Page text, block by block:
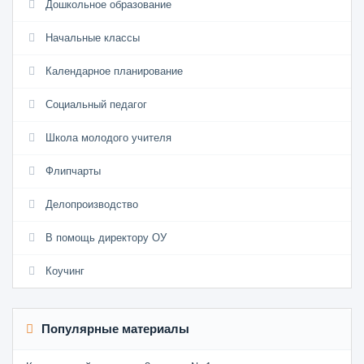
Дошкольное образование
Начальные классы
Календарное планирование
Социальный педагог
Школа молодого учителя
Флипчарты
Делопроизводство
В помощь директору ОУ
Коучинг
Популярные материалы